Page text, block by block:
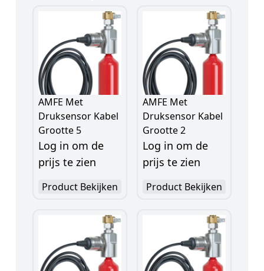
AMFE Met
Druksensor Kabel
Grootte 5
Log in om de
prijs te zien
Product Bekijken
AMFE Met
Druksensor Kabel
Grootte 2
Log in om de
prijs te zien
Product Bekijken